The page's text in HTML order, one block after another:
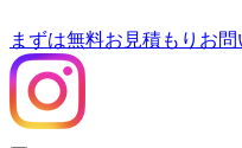
まずは無料お見積もり お問